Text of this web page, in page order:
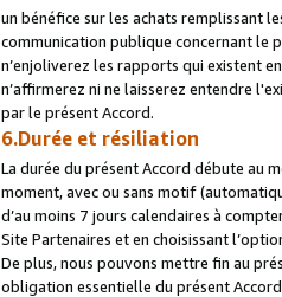
un bénéfice sur les achats remplissant
communication publique concernant le
n’enjoliverez les rapports qui existent
n’affirmerez ni ne laisserez entendre
par le présent Accord.
6.Durée et résiliation
La durée du présent Accord débute au
moment, avec ou sans motif
d’au moins 7 jours calendaires à
Site Partenaires et en choisissant
De plus, nous pouvons mettre fin au
obligation essentielle du présent